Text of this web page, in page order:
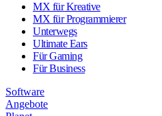
MX für Kreative
MX für Programmierer
Unterwegs
Ultimate Ears
Für Gaming
Für Business
Software
Angebote